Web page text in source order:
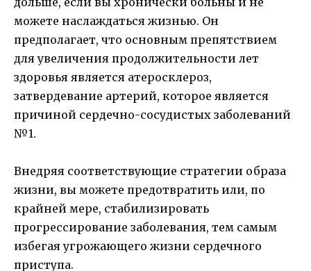
можете наслаждаться жизнью. Он
предполагает, что основным препятствием
для увеличения продолжительности лет
здоровья является атеросклероз,
затвердевание артерий, которое является
причиной сердечно-сосудистых заболеваний
№1.
Внедряя соответствующие стратегии образа
жизни, вы можете предотвратить или, по
крайней мере, стабилизировать
прогрессирование заболевания, тем самым
избегая угрожающего жизни сердечного
приступа.